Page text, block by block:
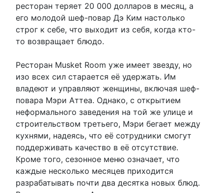
ресторан теряет 20 000 долларов в месяц, а
его молодой шеф-повар Дэ Ким настолько
строг к себе, что выходит из себя, когда кто-
то возвращает блюдо.
Ресторан Musket Room уже имеет звезду, но
изо всех сил старается её удержать. Им
владеют и управляют женщины, включая шеф-
повара Мэри Аттеа. Однако, с открытием
неформального заведения на той же улице и
строительством третьего, Мэри бегает между
кухнями, надеясь, что её сотрудники смогут
поддерживать качество в её отсутствие.
Кроме того, сезонное меню означает, что
каждые несколько месяцев приходится
разрабатывать почти два десятка новых блюд.